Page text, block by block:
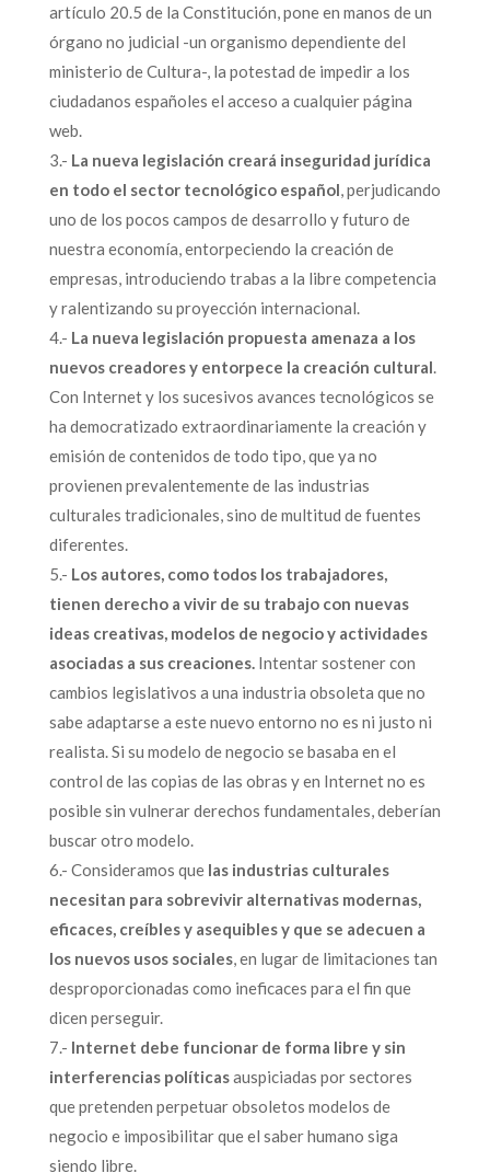
artículo 20.5 de la Constitución, pone en manos de un
órgano no judicial -un organismo dependiente del
ministerio de Cultura-, la potestad de impedir a los
ciudadanos españoles el acceso a cualquier página
web.
3.- La nueva legislación creará inseguridad jurídica
en todo el sector tecnológico español, perjudicando
uno de los pocos campos de desarrollo y futuro de
nuestra economía, entorpeciendo la creación de
empresas, introduciendo trabas a la libre competencia
y ralentizando su proyección internacional.
4.- La nueva legislación propuesta amenaza a los
nuevos creadores y entorpece la creación cultural.
Con Internet y los sucesivos avances tecnológicos se
ha democratizado extraordinariamente la creación y
emisión de contenidos de todo tipo, que ya no
provienen prevalentemente de las industrias
culturales tradicionales, sino de multitud de fuentes
diferentes.
5.- Los autores, como todos los trabajadores,
tienen derecho a vivir de su trabajo con nuevas
ideas creativas, modelos de negocio y actividades
asociadas a sus creaciones.Intentar sostener con
cambios legislativos a una industria obsoleta que no
sabe adaptarse a este nuevo entorno no es ni justo ni
realista. Si su modelo de negocio se basaba en el
control de las copias de las obras y en Internet no es
posible sin vulnerar derechos fundamentales, deberían
buscar otro modelo.
6.- Consideramos que las industrias culturales
necesitan para sobrevivir alternativas modernas,
eficaces, creíbles y asequibles y que se adecuen a
los nuevos usos sociales, en lugar de limitaciones tan
desproporcionadas como ineficaces para el fin que
dicen perseguir.
7.- Internet debe funcionar de forma libre y sin
interferencias políticasauspiciadas por sectores
que pretenden perpetuar obsoletos modelos de
negocio e imposibilitar que el saber humano siga
siendo libre.